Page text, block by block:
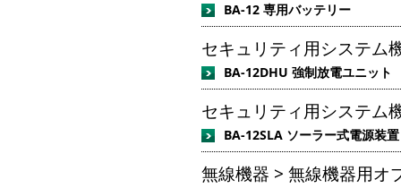
BA-12 専用バッテリー
セキュリティ用システム
BA-12DHU 強制放電ユニット
セキュリティ用システム
BA-12SLA ソーラー式電源装置
無線機器 > 無線機器用オ